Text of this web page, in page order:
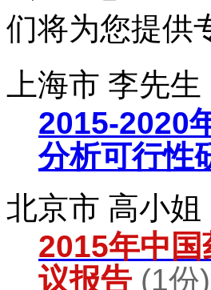
们将为您提供
上海市 李先
2015-2020
分析可行性
北京市 高小
2015年中
议报告 (1